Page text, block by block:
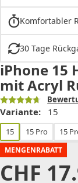
Komfortabler
30 Tage
iPhone 15
mit Acryl
Variante: 15
15 15 Pro 15
MENGENRABATT
CHF